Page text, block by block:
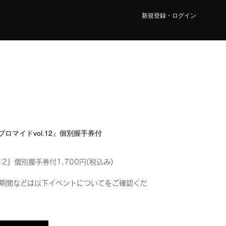
新規登録・ログイン
ロマイドvol.12』個別握手券付
』個別握手券付1,700円(税込み)
間などは以下イベントについてをご確認くだ